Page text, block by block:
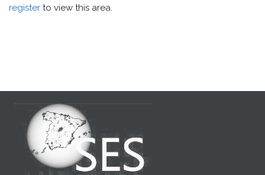
register to view this area.